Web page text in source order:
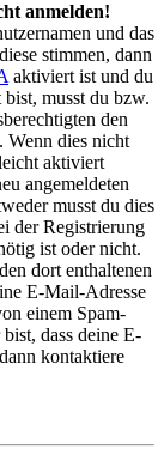
anmelden!
und das
stimmen, dann
aktiviert ist und du
bist, musst du bzw.
den
Wenn dies nicht
aktiviert
angemeldeten
musst du dies
der Registrierung
ist oder nicht.
dort enthaltenen
E-Mail-Adresse
einem Spam-
dass deine E-
kontaktiere